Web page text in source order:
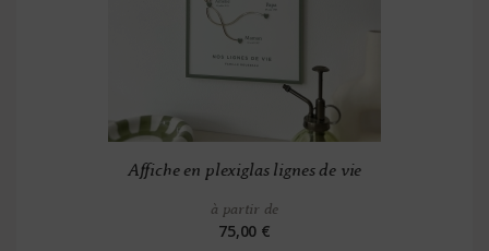
Affiche en plexiglas lignes de vie
à partir de
75,00 €